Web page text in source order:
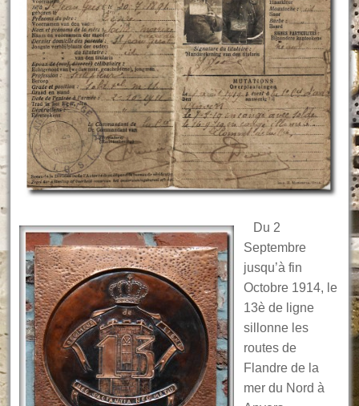
Du 2
Septembre
jusqu’à fin
Octobre 1914, le
13è de ligne
sillonne les
routes de
Flandre de la
mer du Nord à